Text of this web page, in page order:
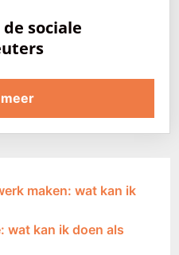
sociale
maken: wat kan ik
wat kan ik doen als